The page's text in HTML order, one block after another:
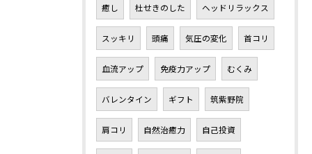
癒し 杜せきのした ヘッドリラックス
スッキリ 頭痛 気圧の変化 首コリ
血流アップ 免疫力アップ むくみ
バレンタイン ギフト 筑紫野院
肩コリ 自然治癒力 自己投資